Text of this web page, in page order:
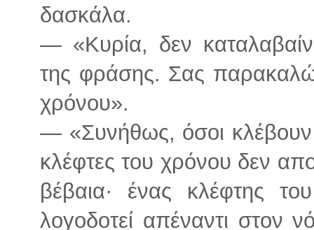
δασκάλα.
— «Κυρία, δεν
της φράσης. Σας
χρόνου».
— «Συνήθως, όσοι κλέβουν
κλέφτες του χρόνου δεν
βέβαια· ένας κλέφτης
λογοδοτεί απέναντι στον